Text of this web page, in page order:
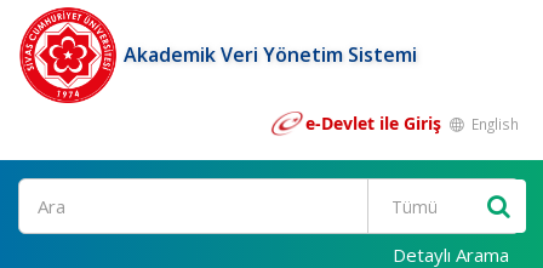
Akademik Veri Yönetim Sistemi
e-Devlet ile Giriş English
Ara
Detaylı Arama